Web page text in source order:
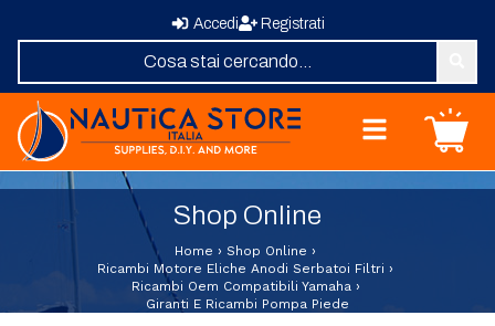
Accedi Registrati
Nautica Store Italia
Shop Online
Revisione Zattere
Fornitura Vele
Elica su Misura
Carrello
Shop Online
Home › Shop Online ›
Ricambi Motore Eliche Anodi Serbatoi Filtri ›
Ricambi Oem Compatibili Yamaha ›
Giranti E Ricambi Pompa Piede